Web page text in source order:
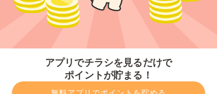
アプリでチラシを見るだけで
ポイントが貯まる！